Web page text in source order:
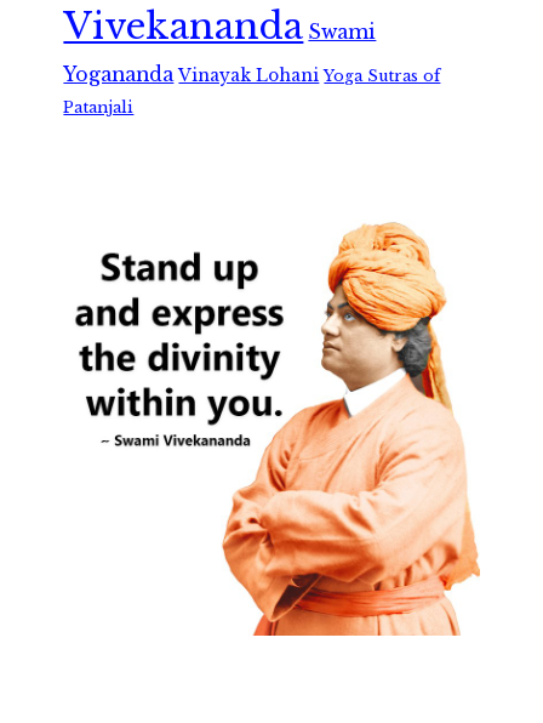
Vivekananda Swami
Yogananda Vinayak Lohani Yoga Sutras of
Patanjali